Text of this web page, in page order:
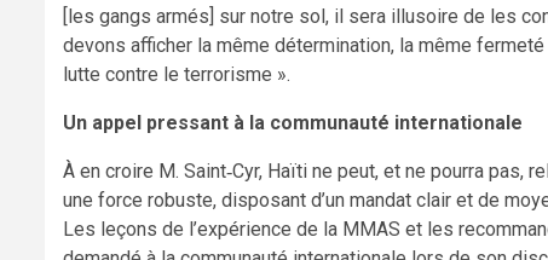
[les gangs armés] sur notre sol, il sera illusoire de les
devons afficher la même détermination, la même
lutte contre le terrorisme ».
Un appel pressant à la communauté internationale
À en croire M. Saint‑Cyr, Haïti ne peut, et ne pourra pas,
une force robuste, disposant d’un mandat clair et de
Les leçons de l’expérience de la MMAS et les